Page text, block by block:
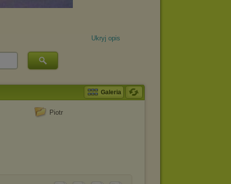
Ukryj opis
Galeria
Piotr